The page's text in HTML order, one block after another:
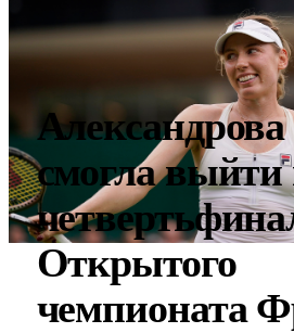
Александрова
смогла выйти
Открытого
чемпионата